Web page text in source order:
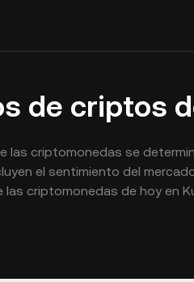
de criptos
las criptomonedas se
el sentimiento del
criptomonedas de hoy en